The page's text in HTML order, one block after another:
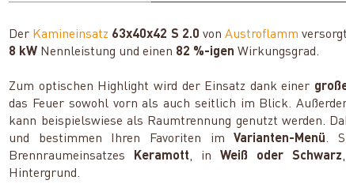
Der Kamineinsatz 63x40x42 S 2.0 vonAustroflamm
8 kW Nennleistung und einen 82 %-igen Wirkungsgrad.
Zum optischen Highlight wird der Einsatz dank einer
das Feuer sowohl vorn als auch seitlich im Blick.
kann beispielswiese als Raumtrennung genutzt werden.
und bestimmen Ihren Favoriten imVarianten-Menü.
Brennraumeinsatzes
Keramott, inWeiß oder Schwarz
Hintergrund.